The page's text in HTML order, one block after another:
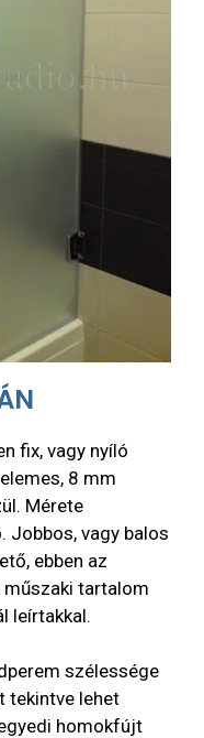
fix, vagy nyíló
8 mm
Mérete
Jobbos, vagy balos
ebben az
műszaki tartalom
leírtakkal.
szélessége
tekintve lehet
homokfújt